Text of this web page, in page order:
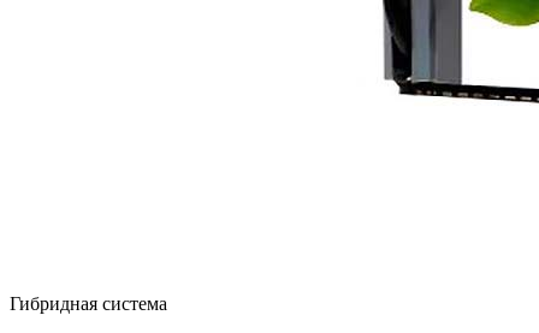
Гибридная система